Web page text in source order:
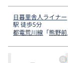
日暮里舎人ライナー
駅 徒歩5分
都電荒川線 「熊野前